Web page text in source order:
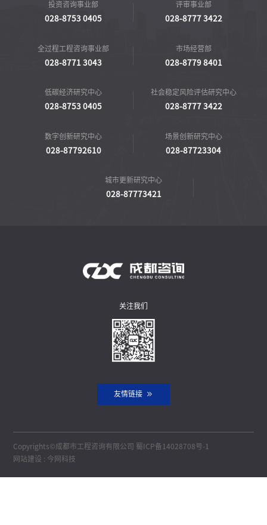
投资咨询事业部
028-8753 0405
评审事业部
028-8777 3422
全过程工程咨询事业部
028-8771 3043
市场经营部
028-8779 8401
低碳经济研究中心
028-8753 0405
社会稳定风险评估研究中心
028-8777 3422
数字创新研究中心
028-87792610
场景创新研究中心
028-87723304
城市更新研究中心
028-87773421
关注我们
友情链接
Copyrights©成都市工程咨询有限公司 蜀ICP备14028708号-1
网站建设 : 今网科技